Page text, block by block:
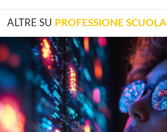
ALTRE SU PROFESSIONE SCUOLA